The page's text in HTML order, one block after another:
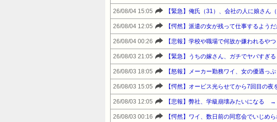
26/08/04 15:05 【緊急】俺氏（31）、会社の人に娘さん
26/08/04 12:05 【愕然】派遣の女が残って仕事するよう
26/08/04 00:26 【悲報】学校や職場で何故か嫌われる
26/08/03 21:05 【緊急】うちの嫁さん、ガチでヤバすぎる
26/08/03 18:05 【怒報】メーカー勤務ワイ、女の優遇っ
26/08/03 15:05 【愕然】オービス光らせてから7回目の
26/08/03 12:05 【悲報】弊社、学級崩壊みたいになる
26/08/03 00:16 【愕然】ワイ、数日前の同窓会でいじめ